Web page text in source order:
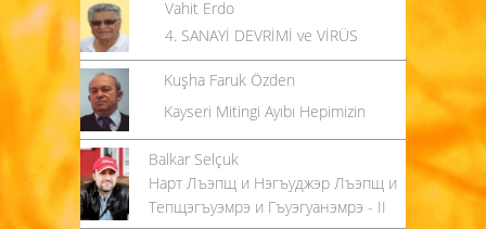
Vahit Erdo
4. SANAYİ DEVRİMİ ve VİRÜS
Kuşha Faruk Özden
Kayseri Mitingi Ayıbı Hepimizin
Balkar Selçuk
Нарт Лъэпщ и Нэгъуджэр Лъэпщ и
Тепщэгъуэмрэ и Гъуэгуанэмрэ - II